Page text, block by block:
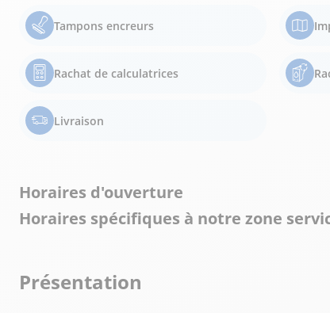
Tampons encreurs
Rachat de calculatrices
Livraison
Horaires d'ouverture
Horaires spécifiques à notre zone
Présentation